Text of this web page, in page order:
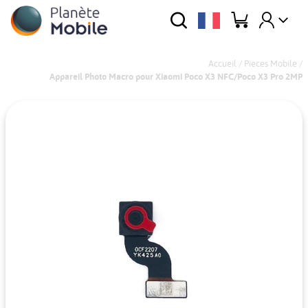
Accueil / Pieces Mobile /
Appareil Photo Macro pour Xiaomi Poco X3 NFC/Poco X3 Pro 2MP